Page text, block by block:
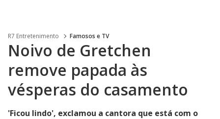
R7 Entretenimento Famosos e TV
Noivo de Gretchen
remove papada às
vésperas do casamento
'Ficou lindo', exclamou a cantora que está com o